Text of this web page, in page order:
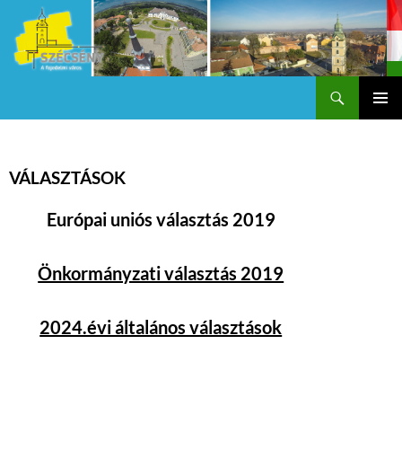
VÁLASZTÁSOK
Európai uniós választás 2019
Önkormányzati választás 2019
2024.évi általános választások